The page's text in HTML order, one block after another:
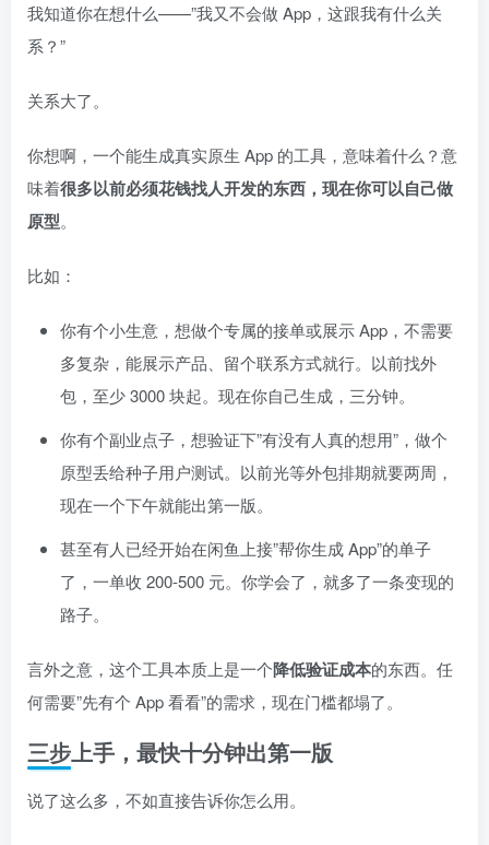
我知道你在想什么——”我又不会做 App，这跟我有什么关
系？”
关系大了。
你想啊，一个能生成真实原生 App 的工具，意味着什么？意
味着很多以前必须花钱找人开发的东西，现在你可以自己做
原型。
比如：
你有个小生意，想做个专属的接单或展示 App，不需要
多复杂，能展示产品、留个联系方式就行。以前找外
包，至少 3000 块起。现在你自己生成，三分钟。
你有个副业点子，想验证下”有没有人真的想用”，做个
原型丢给种子用户测试。以前光等外包排期就要两周，
现在一个下午就能出第一版。
甚至有人已经开始在闲鱼上接”帮你生成 App”的单子
了，一单收 200-500 元。你学会了，就多了一条变现的
路子。
言外之意，这个工具本质上是一个降低验证成本的东西。任
何需要”先有个 App 看看”的需求，现在门槛都塌了。
三步上手，最快十分钟出第一版
说了这么多，不如直接告诉你怎么用。